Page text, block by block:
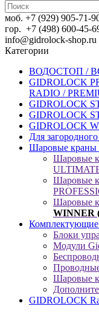
моб. +7 (929) 905-71-
гор. +7 (498) 600-45-
info@gidrolock-shop.ru
Категории
ВОДОСТОП /
GIDROLOCK
RADIO /
GIDROLOCK
GIDROLOCK
GIDROLOCK
Для
Шаровые краны
Шаровые
Шаровые
Шаровые
WINNER
Блоки
Модули
Шаровые
GIDROLOCK